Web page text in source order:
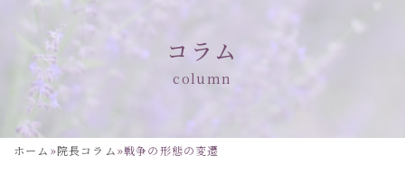
コラム
column
ホーム »院長コラム»戦争の形態の変遷